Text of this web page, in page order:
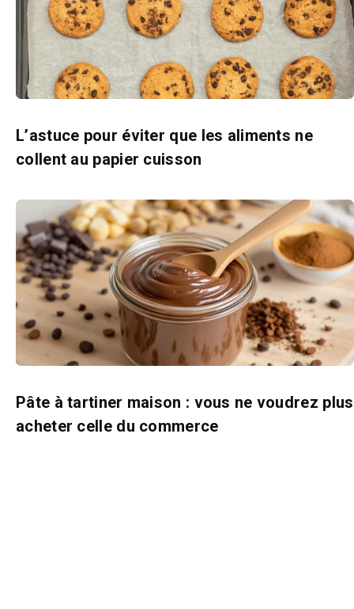
L’astuce pour éviter que les aliments ne
collent au papier cuisson
Pâte à tartiner maison : vous ne voudrez plus
acheter celle du commerce